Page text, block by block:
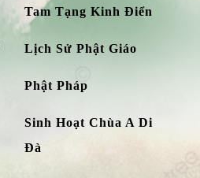
Tam Tạng Kinh Điển
Lịch Sử Phật Giáo
Phật Pháp
Sinh Hoạt Chùa A Di
Đà